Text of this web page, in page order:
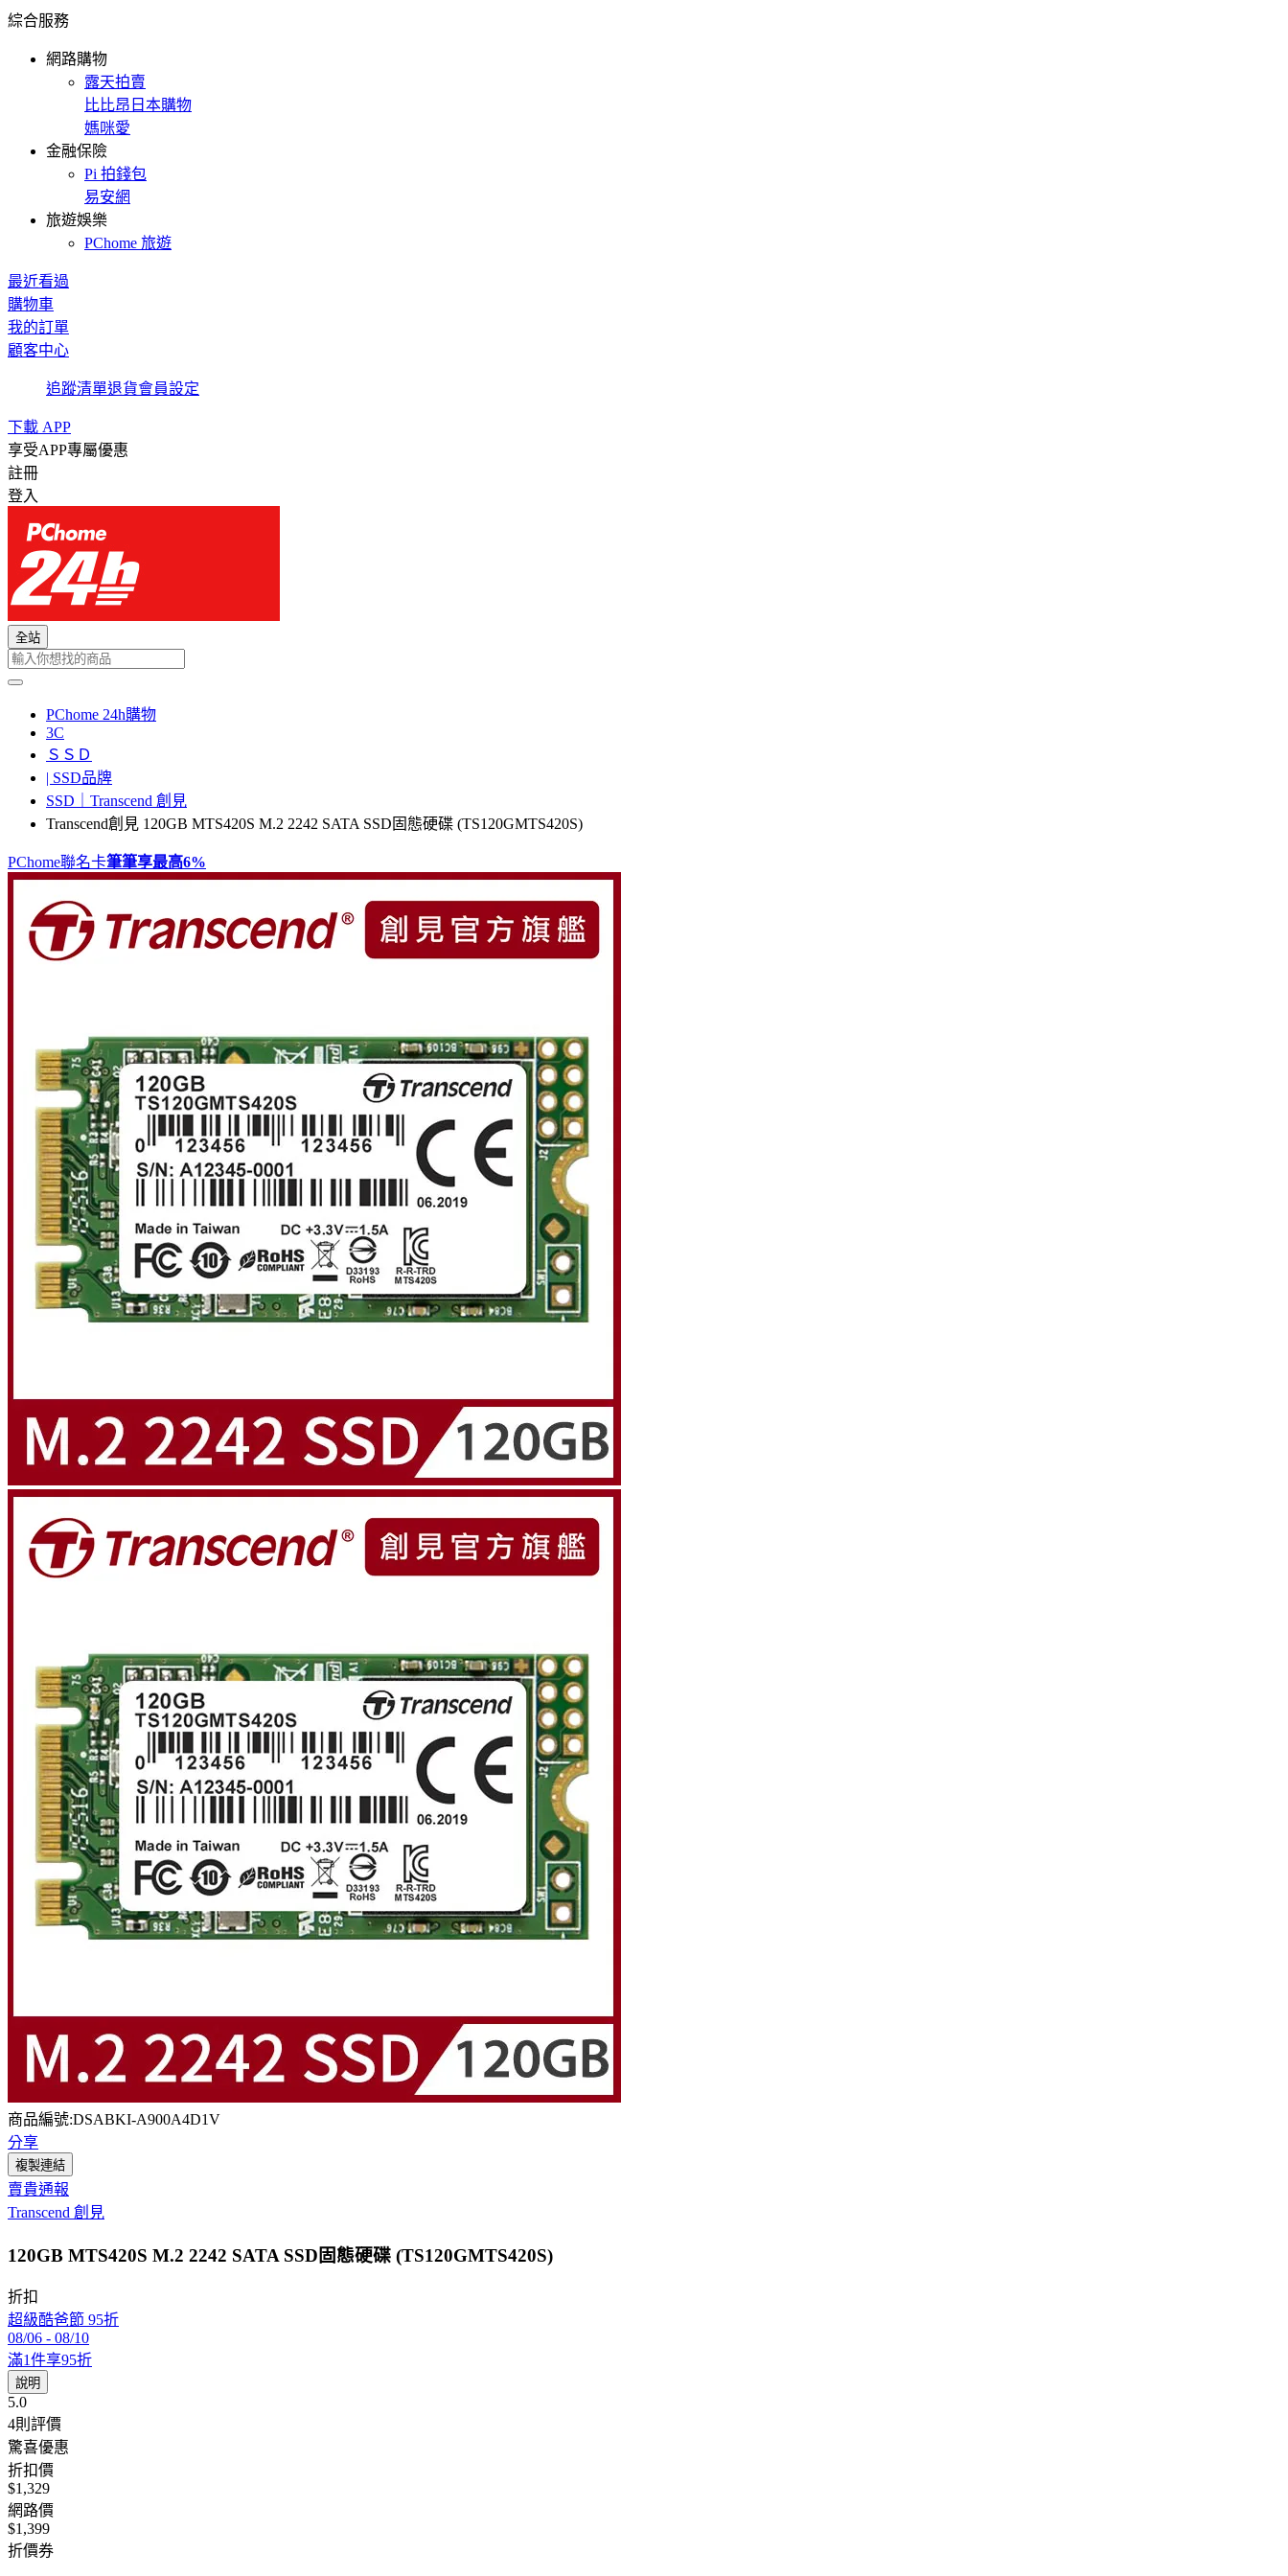
綜合服務
網路購物
露天拍賣
比比昂日本購物
媽咪愛
金融保險
Pi 拍錢包
易安網
旅遊娛樂
PChome 旅遊
最近看過
購物車
我的訂單
顧客中心
追蹤清單退貨會員設定
下載 APP
享受APP專屬優惠
註冊
登入
全站
PChome 24h購物
3C
ＳＳＤ
| SSD品牌
SSD｜Transcend 創見
Transcend創見 120GB MTS420S M.2 2242 SATA SSD固態硬碟 (TS120GMTS420S)
PChome聯名卡筆筆享最高6%
商品編號:DSABKI-A900A4D1V
分享
複製連結
賣貴通報
Transcend 創見
120GB MTS420S M.2 2242 SATA SSD固態硬碟 (TS120GMTS420S)
折扣
超級酷爸節 95折
08/06 - 08/10
滿1件享95折
說明
5.0
4則評價
驚喜優惠
折扣價
$1,329
網路價
$1,399
折價券